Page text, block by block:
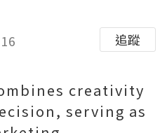
追蹤
creativity
serving as